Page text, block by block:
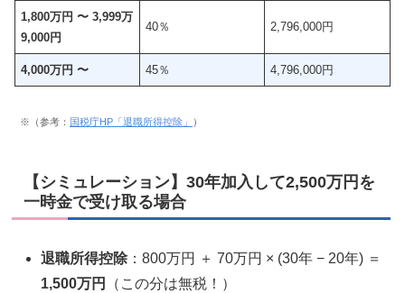
1,800万円 〜 3,999万
9,000円
40％ 2,796,000円
4,000万円 〜 45％ 4,796,000円
※（参考： 国税庁HP「退職所得控除」 ）
【シミュレーション】30年加入して2,500万円を
一時金で受け取る場合
退職所得控除：800万円 ＋ 70万円 × (30年 − 20年) ＝
1,500万円
（この分は無税！）